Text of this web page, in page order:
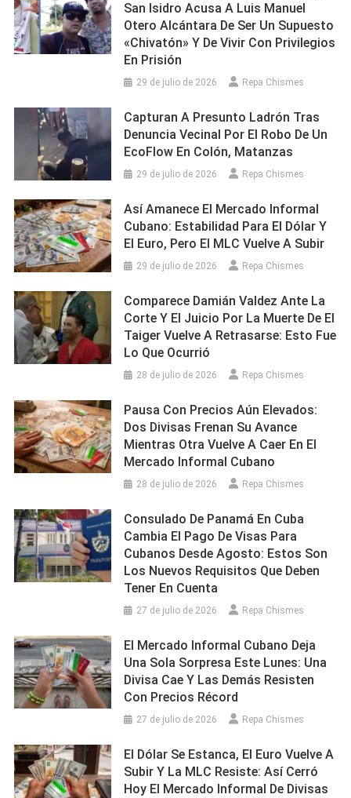
San Isidro Acusa A Luis Manuel
Otero Alcántara De Ser Un Supuesto
«chivatón» Y De Vivir Con Privilegios
En Prisión
29 de julio de 2026 Repa Chismes
Capturan A Presunto Ladrón Tras
Denuncia Vecinal Por El Robo De Un
EcoFlow En Colón, Matanzas
29 de julio de 2026 Repa Chismes
Así Amanece El Mercado Informal
Cubano: Estabilidad Para El Dólar Y
El Euro, Pero El MLC Vuelve A Subir
29 de julio de 2026 Repa Chismes
Comparece Damián Valdez Ante La
Corte Y El Juicio Por La Muerte De El
Taiger Vuelve A Retrasarse: Esto Fue
Lo Que Ocurrió
28 de julio de 2026 Repa Chismes
Pausa Con Precios Aún Elevados:
Dos Divisas Frenan Su Avance
Mientras Otra Vuelve A Caer En El
Mercado Informal Cubano
28 de julio de 2026 Repa Chismes
Consulado De Panamá En Cuba
Cambia El Pago De Visas Para
Cubanos Desde Agosto: Estos Son
Los Nuevos Requisitos Que Deben
Tener En Cuenta
27 de julio de 2026 Repa Chismes
El Mercado Informal Cubano Deja
Una Sola Sorpresa Este Lunes: Una
Divisa Cae Y Las Demás Resisten
Con Precios Récord
27 de julio de 2026 Repa Chismes
El Dólar Se Estanca, El Euro Vuelve A
Subir Y La MLC Resiste: Así Cerró
Hoy El Mercado Informal De Divisas